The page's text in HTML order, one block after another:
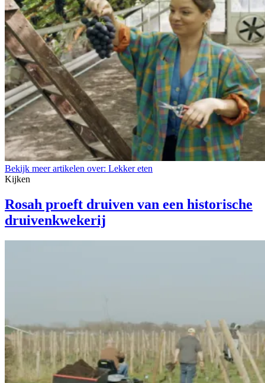
Bekijk meer artikelen over: Lekker eten
Kijken
Rosah proeft druiven van een historische
druivenkwekerij